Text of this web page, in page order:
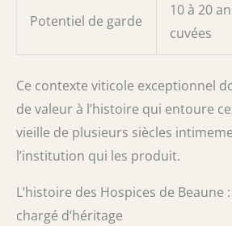
Potentiel de garde
10 à 20
cuvées
Ce contexte viticole exceptionnel
de valeur à l’histoire qui entoure
vieille de plusieurs siècles
l’institution qui les produit.
L’histoire des Hospices de Beaune
chargé d’héritage